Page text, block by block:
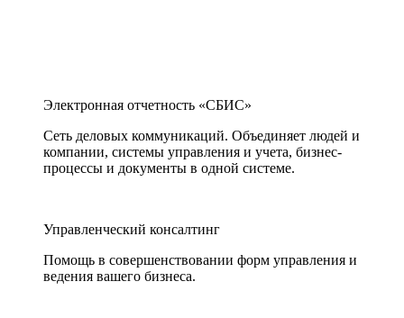
Электронная отчетность «СБИС»
Сеть деловых коммуникаций. Объединяет людей и
компании, системы управления и учета, бизнес-
процессы и документы в одной системе.
Управленческий консалтинг
Помощь в совершенствовании форм управления и
ведения вашего бизнеса.